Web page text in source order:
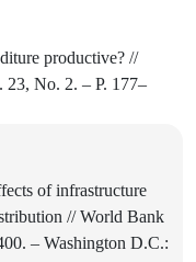
productive? //
23, No. 2. – P. 177–
of infrastructure
// World Bank
– Washington D.C.: